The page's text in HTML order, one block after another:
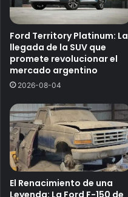
Ford Territory Platinum: La
llegada de la SUV que
promete revolucionar el
mercado argentino
2026-08-04
El Renacimiento de una